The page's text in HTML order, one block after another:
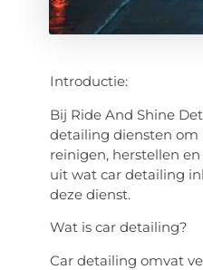
Introductie:
Bij Ride And Shine
detailing diensten om
reinigen, herstellen
uit wat car detailing
deze dienst.
Wat is car detailing?
Car detailing omvat